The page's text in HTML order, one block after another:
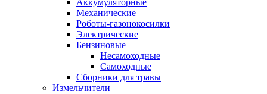
Аккумуляторные
Механические
Роботы-газонокосилки
Электрические
Бензиновые
Несамоходные
Самоходные
Сборники для травы
Измельчители